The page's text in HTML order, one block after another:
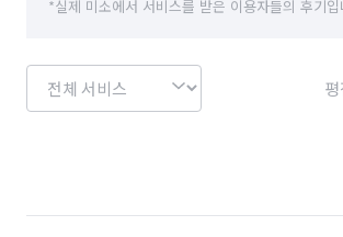
*실제 미소에서 서비스를 받은 이용자들의 후기입